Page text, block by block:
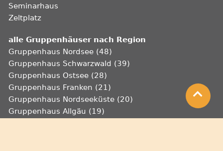
Seminarhaus
Zeltplatz
alle Gruppenhäuser nach Region
Gruppenhaus Nordsee (48)
Gruppenhaus Schwarzwald (39)
Gruppenhaus Ostsee (28)
Gruppenhaus Franken (21)
Gruppenhaus Nordseeküste (20)
Gruppenhaus Allgäu (19)